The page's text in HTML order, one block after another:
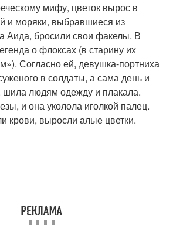
мифу, цветок вырос в
и моряки, выбравшиеся из
Аида, бросили свои факелы. В
о флоксах (в старину их
Согласно ей, девушка-портниха
в солдаты, а сама день и
шила людям одежду и плакала.
и она уколола иголкой палец.
крови, выросли алые цветки.